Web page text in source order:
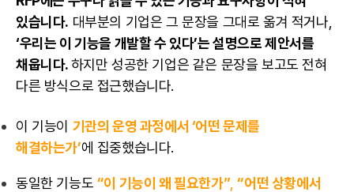
있습니다. 대부분의 기업은 그 문장을 그대로 옮겨 적거나,
‘우리는 이 기능을 개발할 수 있다’는 설명으로 제안서를
채웁니다.하지만 성공한 기업은 같은 문장을 보고도 전혀
다른 방식으로 접근했습니다.
이 기능이 기관의 운영 과정에서 ‘어떤 문제를
해결하는가’에 집중했습니다.
동일한 기능도 “이 기능이 왜 필요한가”,“어떤 상황에서